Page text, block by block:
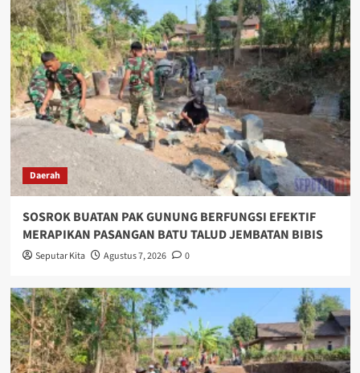
Daerah
SOSROK BUATAN PAK GUNUNG BERFUNGSI EFEKTIF
MERAPIKAN PASANGAN BATU TALUD JEMBATAN BIBIS
Seputar Kita Agustus 7, 2026 0